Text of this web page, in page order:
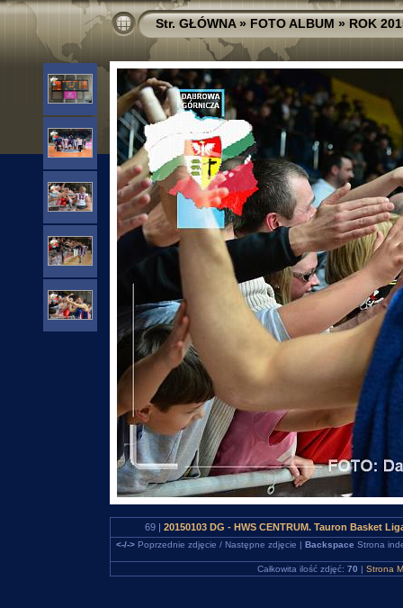
Str. GŁÓWNA»FOTO ALBUM»ROK
69 | 20150103 DG - HWS CENTRUM. Tauron Basket
<-/->Poprzednie zdjęcie / Następne zdjęcie | Backspace Strona
Całkowita ilość zdjęć: 70 | Strona